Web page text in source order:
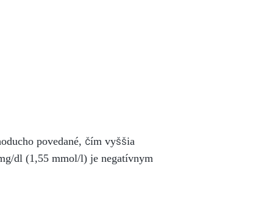
povedané, čím vyššia
dl (1,55 mmol/l) je negatívnym